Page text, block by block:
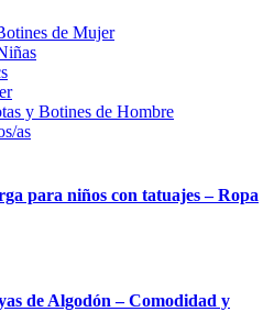
de Mujer
y Botines de Hombre
as
para niños con tatuajes – Ropa
de Algodón – Comodidad y